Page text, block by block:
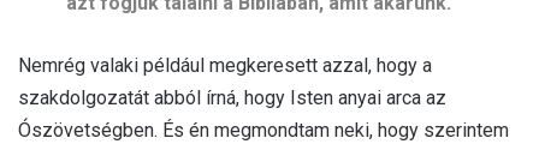
Nemrég valaki például megkeresett azzal, hogy a
szakdolgozatát abból írná, hogy Isten anyai arca az
Ószövetségben. És én megmondtam neki, hogy szerintem